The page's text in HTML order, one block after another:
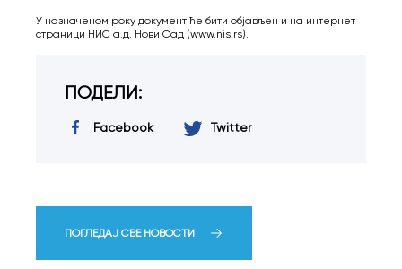
У назначеном року документ ће бити објављен и на интернет
страници НИС а.д. Нови Сад (www.nis.rs).
ПОДЕЛИ:
Facebook Twitter
ПОГЛЕДАЈ СВЕ НОВОСТИ